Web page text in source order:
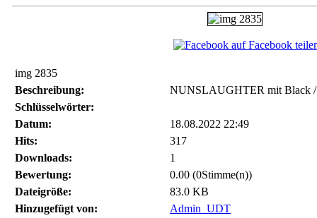
auf Facebook
img 2835
Beschreibung:
NUNSLAUGHTER mit Black /
Schlüsselwörter:
Datum:
18.08.2022 22:49
Hits:
317
Downloads:
1
Bewertung:
0.00 (0Stimme(n))
Dateigröße:
83.0 KB
Hinzugefügt von:
Admin_UDT